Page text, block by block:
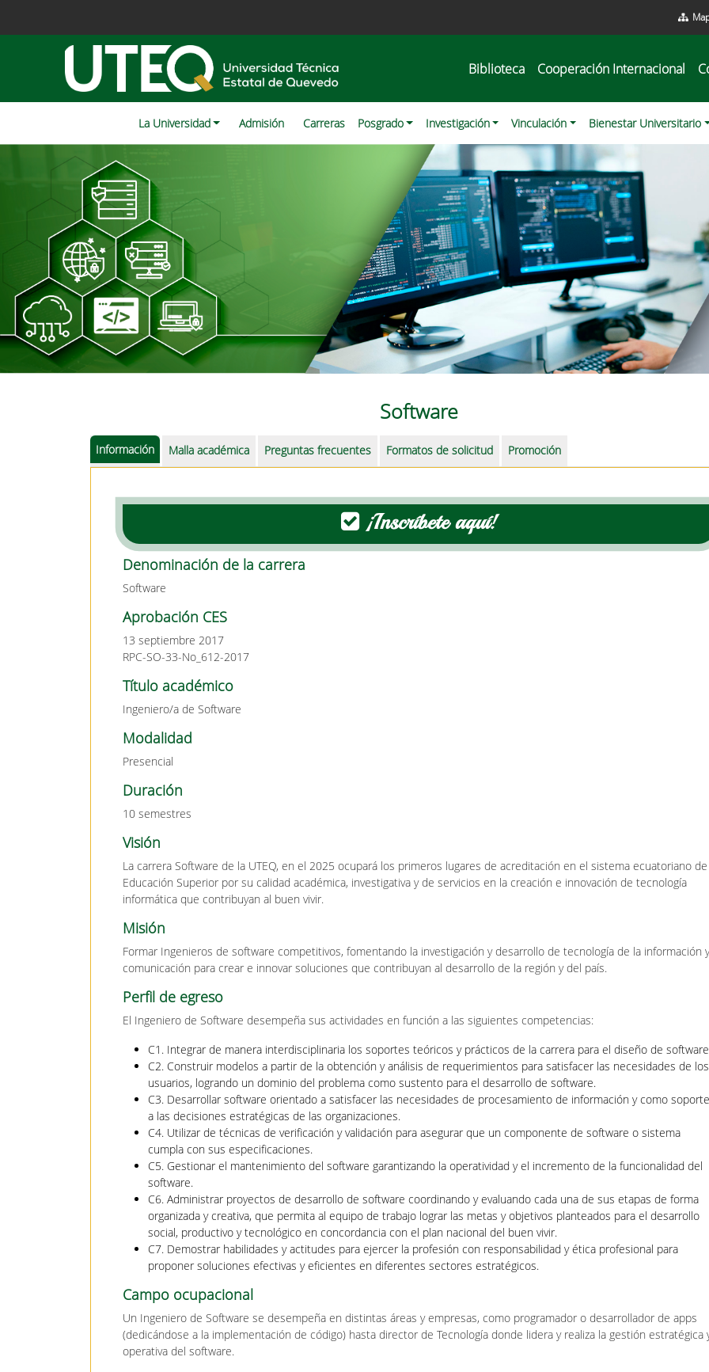
Biblioteca Cooperación Internacional
La Universidad Admisión Carreras Posgrado Investigación Vinculación Bienestar Universitario
Software
Información Malla académica Preguntas frecuentes Formatos de solicitud Promoción
¡Inscríbete aquí!
Denominación de la carrera
Software
Aprobación CES
13 septiembre 2017
RPC-SO-33-No_612-2017
Título académico
Ingeniero/a de Software
Modalidad
Presencial
Duración
10 semestres
Visión
La carrera Software de la UTEQ, en el 2025 ocupará los primeros lugares de acreditación en el sistema ecuatoriano de
Educación Superior por su calidad académica, investigativa y de servicios en la creación e innovación de tecnología
informática que contribuyan al buen vivir.
Misión
Formar Ingenieros de software competitivos, fomentando la investigación y desarrollo de tecnología de la información y
comunicación para crear e innovar soluciones que contribuyan al desarrollo de la región y del país.
Perfil de egreso
El Ingeniero de Software desempeña sus actividades en función a las siguientes competencias:
C1. Integrar de manera interdisciplinaria los soportes teóricos y prácticos de la carrera para el diseño de
C2. Construir modelos a partir de la obtención y análisis de requerimientos para satisfacer las necesidades de los
usuarios, logrando un dominio del problema como sustento para el desarrollo de software.
C3. Desarrollar software orientado a satisfacer las necesidades de procesamiento de información y como soporte
a las decisiones estratégicas de las organizaciones.
C4. Utilizar de técnicas de verificación y validación para asegurar que un componente de software o sistema
cumpla con sus especificaciones.
C5. Gestionar el mantenimiento del software garantizando la operatividad y el incremento de la funcionalidad del
software.
C6. Administrar proyectos de desarrollo de software coordinando y evaluando cada una de sus etapas de forma
organizada y creativa, que permita al equipo de trabajo lograr las metas y objetivos planteados para el desarrollo
social, productivo y tecnológico en concordancia con el plan nacional del buen vivir.
C7. Demostrar habilidades y actitudes para ejercer la profesión con responsabilidad y ética profesional para
proponer soluciones efectivas y eficientes en diferentes sectores estratégicos.
Campo ocupacional
Un Ingeniero de Software se desempeña en distintas áreas y empresas, como programador o desarrollador de apps
(dedicándose a la implementación de código) hasta director de Tecnología donde lidera y realiza la gestión estratégica
operativa del software.